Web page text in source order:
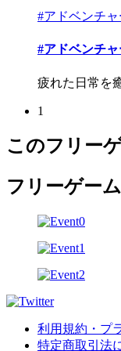
#アドベンチ
#アドベンチ
疲れた日常を
1
このフリー
フリーゲー
利用規約・プ
特定商取引法